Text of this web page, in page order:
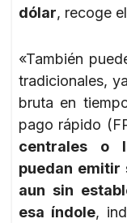
dólar, recoge
«También
tradicionales,
bruta en
pago rápido
centrales o
puedan emitir
aun sin
esa índole,